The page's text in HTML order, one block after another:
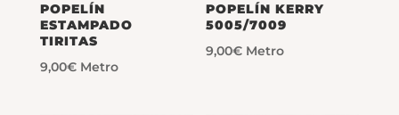
POPELÍN
ESTAMPADO
TIRITAS
9,00€ Metro
POPELÍN KERRY
5005/7009
9,00€ Metro